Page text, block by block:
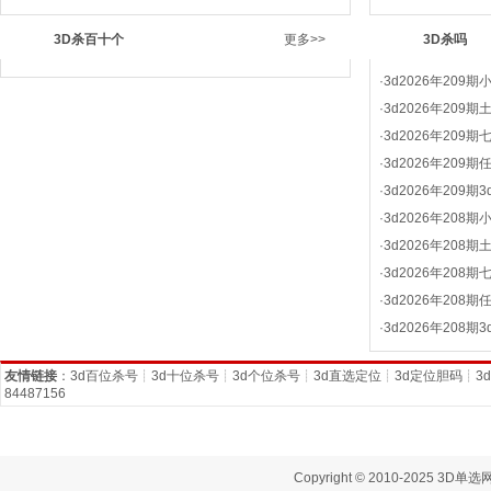
3D杀百十个 更多>> 3D杀吗
·3d2026年209期
·3d2026年209期
·3d2026年209期
·3d2026年209期
·3d2026年209期
·3d2026年208期
·3d2026年208期
·3d2026年208期
·3d2026年208期
·3d2026年208期
友情链接 ： 3d百位杀号 ┊ 3d十位杀号 ┊ 3d个位杀号 ┊ 3d直选定位 ┊ 3d定位胆码 ┊
84487156
Copyright © 2010-2025 3D单选